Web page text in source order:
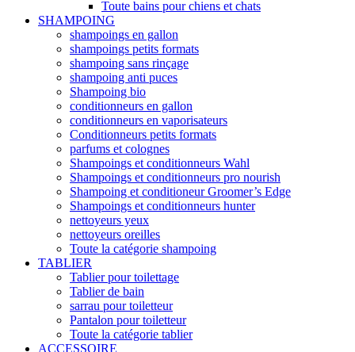
Toute bains pour chiens et chats
SHAMPOING
shampoings en gallon
shampoings petits formats
shampoing sans rinçage
shampoing anti puces
Shampoing bio
conditionneurs en gallon
conditionneurs en vaporisateurs
Conditionneurs petits formats
parfums et colognes
Shampoings et conditionneurs Wahl
Shampoings et conditionneurs pro nourish
Shampoing et conditioneur Groomer’s Edge
Shampoings et conditionneurs hunter
nettoyeurs yeux
nettoyeurs oreilles
Toute la catégorie shampoing
TABLIER
Tablier pour toilettage
Tablier de bain
sarrau pour toiletteur
Pantalon pour toiletteur
Toute la catégorie tablier
ACCESSOIRE